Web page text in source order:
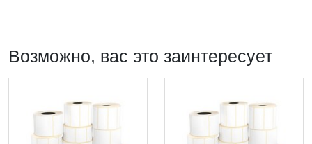
Возможно, вас это заинтересует